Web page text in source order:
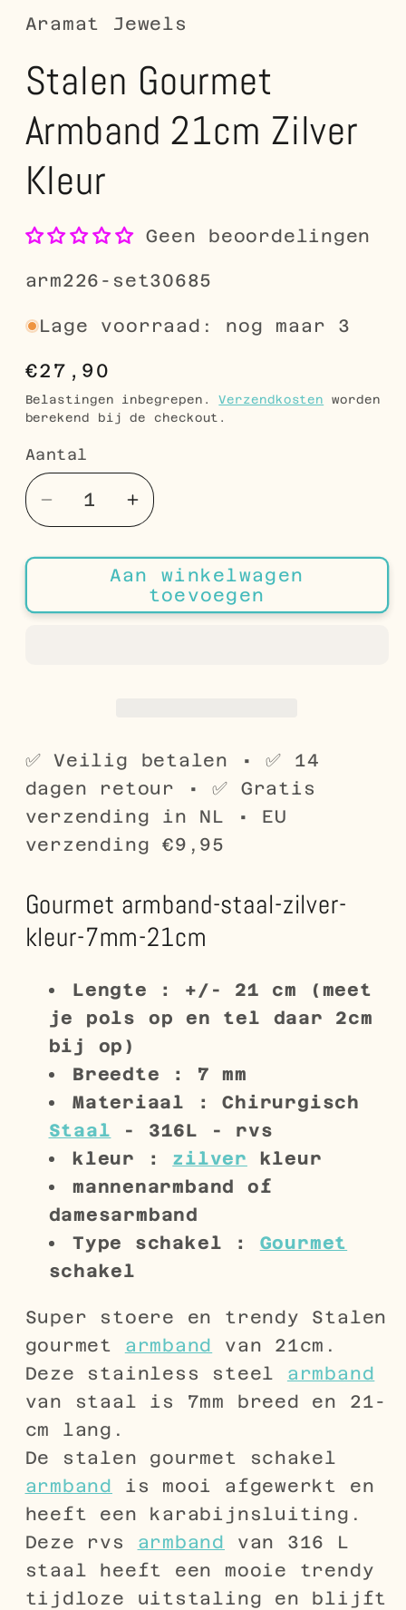
Aramat Jewels
Stalen Gourmet
Armband 21cm Zilver
Kleur
Geen beoordelingen
SKU:
arm226-set30685
Lage voorraad: nog maar 3
Normale
prijs
€27,90
Belastingen inbegrepen.Verzendkosten worden
berekend bij de checkout.
Aantal
Aantal
Aantal
verlagen
voor
Gourmet
Aantal
verhogen
voor
Stalen
Gourmet
Aan winkelwagen
toevoegen
✅ Veilig betalen • ✅ 14
dagen retour • ✅ Gratis
verzending in NL • EU
verzending €9,95
Gourmet armband-staal-zilver-
kleur-7mm-21cm
Lengte : +/- 21 cm (meet
je pols op en tel daar 2cm
bij op)
Breedte : 7 mm
Materiaal : Chirurgisch
Staal - 316L - rvs
kleur : zilver kleur
mannenarmband of
damesarmband
Type schakel : Gourmet
schakel
Super stoere en trendy Stalen
gourmet armband
van 21cm.
Deze stainless steel armband
van staal is 7mm breed en 21-
cm lang.
De stalen gourmet schakel
armband is mooi afgewerkt en
heeft een karabijnsluiting.
Deze rvs armband van 316 L
staal heeft een mooie trendy
tijdloze uitstaling en blijft